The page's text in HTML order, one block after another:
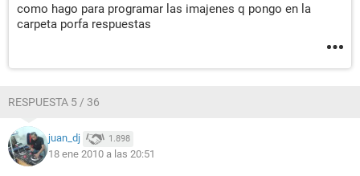
como hago para programar las imajenes q pongo en la
carpeta porfa respuestas
RESPUESTA 5 / 36
juan_dj 1.898
18 ene 2010 a las 20:51